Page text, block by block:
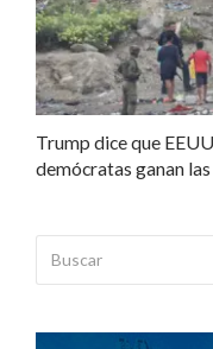
Trump dice que
demócratas ganan